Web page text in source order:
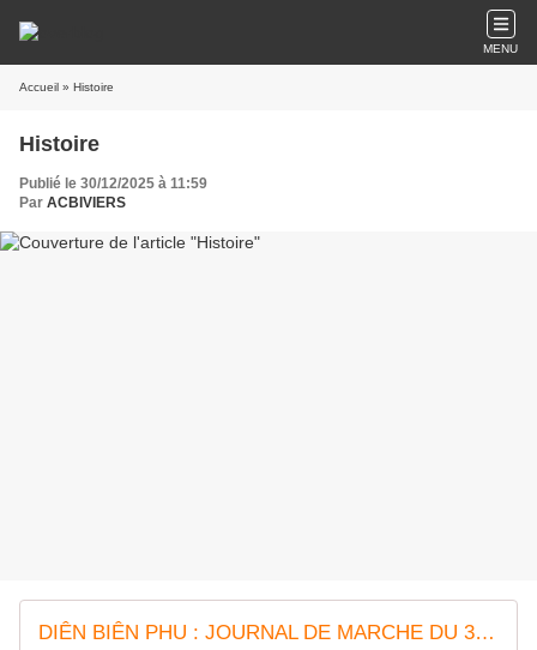
MENU
Accueil » Histoire
Histoire
Publié le 30/12/2025 à 11:59
Par ACBIVIERS
DIÊN BIÊN PHU : JOURNAL DE MARCHE DU 30 DÉCEMBRE 1953